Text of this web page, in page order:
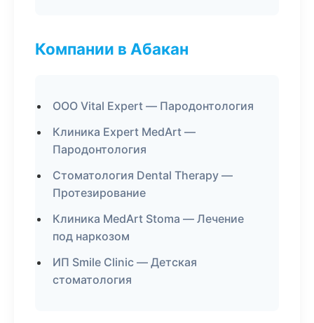
Компании в Абакан
ООО Vital Expert — Пародонтология
Клиника Expert MedArt —
Пародонтология
Стоматология Dental Therapy —
Протезирование
Клиника MedArt Stoma — Лечение
под наркозом
ИП Smile Clinic — Детская
стоматология